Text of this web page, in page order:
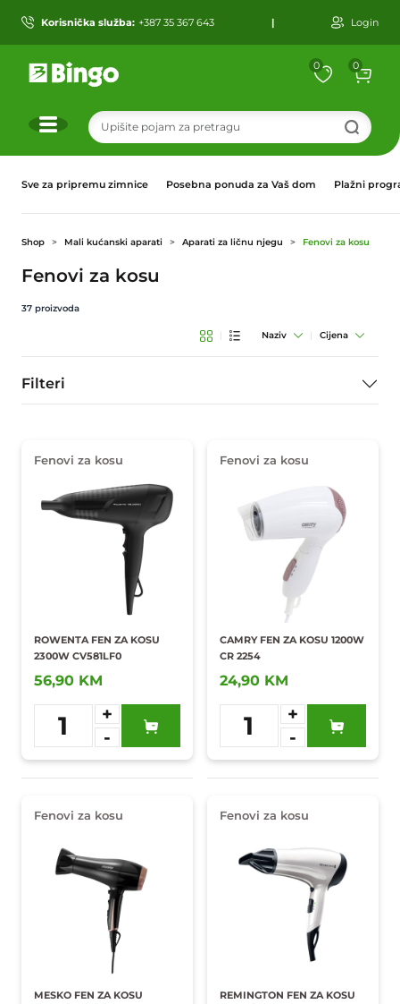
Korisnička služba: +387 35 367 643 | Login
0 0
Sve za pripremu zimnice Posebna ponuda za Vaš dom Plažni
Shop Mali kućanski aparati Aparati za ličnu njegu Fenovi za kosu
Fenovi za kosu
37 proizvoda
| Naziv | Cijena
Filteri
Fenovi za kosu
ROWENTA FEN ZA KOSU
2300W CV581LF0
56,90 KM
1
+
-
Dodaj u
omiljene
Fenovi za kosu
CAMRY FEN ZA KOSU 1200W
CR 2254
24,90 KM
1
+
-
Dodaj u
omiljene
Fenovi za kosu
MESKO FEN ZA KOSU
Fenovi za kosu
REMINGTON FEN ZA KOSU